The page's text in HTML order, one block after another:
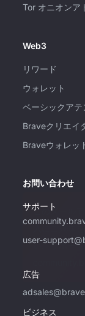
Tor オニオンア
Web3
リワード
ウォレット
ベーシックア
Braveクリエイ
Braveウォレッ
お問い合わせ
サポート
user-
広告
このメール
入にご興味
い。サポート
ビジネス